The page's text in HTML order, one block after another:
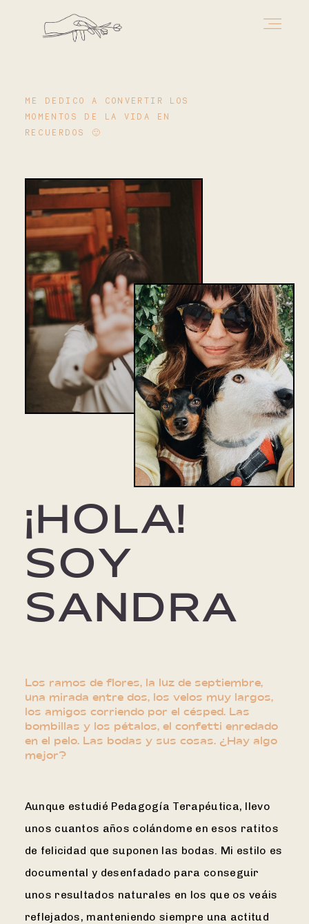
¡HOLA!
SOY
SANDRA
ME DEDICO A CONVERTIR LOS
MOMENTOS DE LA VIDA EN
RECUERDOS 🙂
Los ramos de flores, la luz de septiembre,
una mirada entre dos, los velos muy largos,
los amigos corriendo por el césped. Las
bombillas y los pétalos, el confetti enredado
en el pelo. Las bodas y sus cosas. ¿Hay algo
mejor?
Aunque estudié Pedagogía Terapéutica, llevo
unos cuantos años colándome en esos ratitos
de felicidad que suponen las bodas. Mi estilo es
documental y desenfadado para conseguir
unos resultados naturales en los que os veáis
reflejados, manteniendo siempre una actitud
Vídeo de boda
Conóceme
Contacto
Clientes